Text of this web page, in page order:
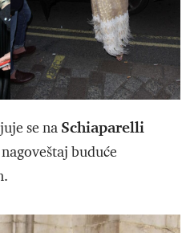
se na Schiaparelli
buduće